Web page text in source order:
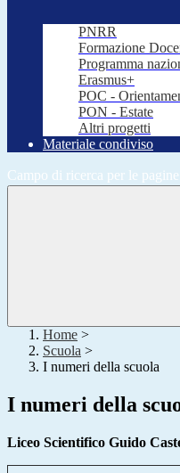
PNRR
Formazione
Programma
Erasmus+
POC -
PON - Estate
Altri progetti
Materiale condiviso
Campo di ricerca per le
Home >
Scuola >
I numeri della scuola
I numeri della
Liceo Scientifico Guido